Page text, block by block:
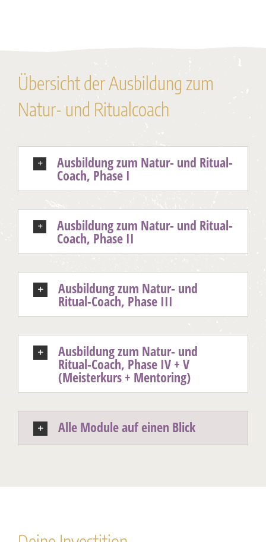
Übersicht der Ausbildung zum
Natur- und Ritualcoach
Ausbildung zum Natur- und Ritual-
Coach, Phase I
Ausbildung zum Natur- und Ritual-
Coach, Phase II
Ausbildung zum Natur- und
Ritual-Coach, Phase III
Ausbildung zum Natur- und
Ritual-Coach, Phase IV + V
(Meisterkurs + Mentoring)
Alle Module auf einen Blick